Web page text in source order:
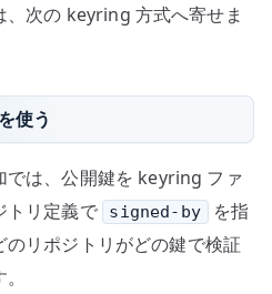
次の keyring 方式へ寄せま
使う
では、公開鍵を keyring ファ
トリ定義で
signed-by
を指
リポジトリがどの鍵で検証